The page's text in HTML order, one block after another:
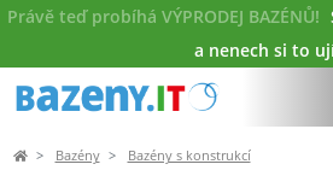
Právě teď probíhá VÝPRODEJ BAZÉNŮ!
a nenech si to
Bazény Bazény s konstrukcí